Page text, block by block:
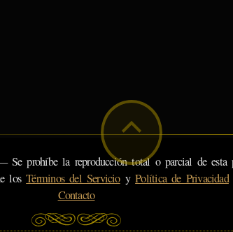
prohíbe la reproducción total o parcial de esta
losTérminos del ServicioyPolítica de Privacidad
Contacto